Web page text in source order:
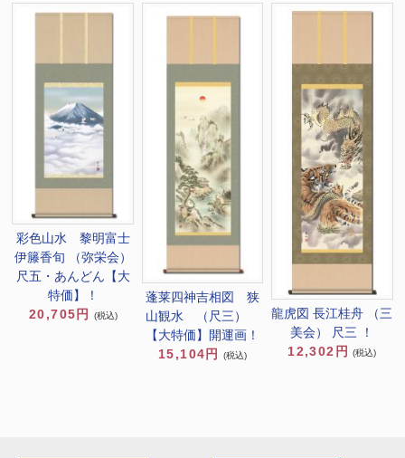
彩色山水 黎明富士
伊籐香旬 （弥栄会）
尺五・あんどん【大
特価】！
20,705円
(税込)
蓬莱四神吉相図 狭
山観水 （尺三）
【大特価】開運画！
15,104円
(税込)
龍虎図 長江桂舟 （三
美会） 尺三 ！
12,302円
(税込)